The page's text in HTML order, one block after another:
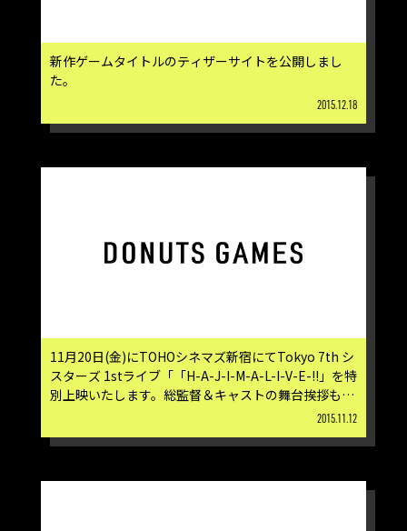
新作ゲームタイトルのティザーサイトを公開しまし
た。
2015.12.18
11月20日(金)にTOHOシネマズ新宿にてTokyo 7th シ
スターズ 1stライブ「「H-A-J-I-M-A-L-I-V-E-!!」を特
別上映いたします。総監督＆キャストの舞台挨拶も併
2015.11.12